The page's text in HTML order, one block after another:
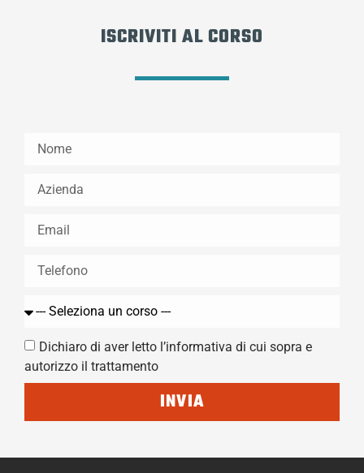
ISCRIVITI AL CORSO
Dichiaro di aver letto l’informativa di cui sopra e
autorizzo il trattamento
INVIA